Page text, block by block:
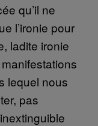
qu’il ne
l’ironie pour
ladite ironie
lequel nous
pas